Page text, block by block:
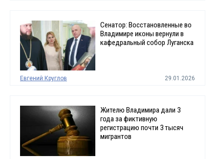
Сенатор: Восстановленные во
Владимире иконы вернули в
кафедральный собор Луганска
Евгений Круглов 29.01.2026
Жителю Владимира дали 3
года за фиктивную
регистрацию почти 3 тысяч
мигрантов